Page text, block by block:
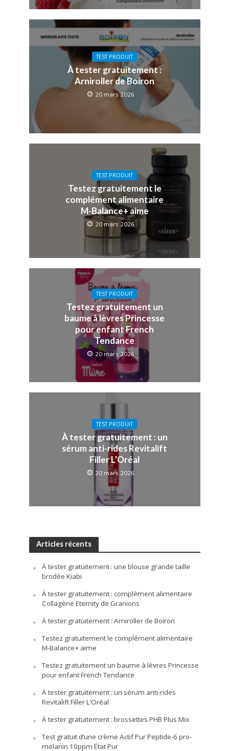
TEST PRODUIT
À tester gratuitement :
Arniroller de Boiron
20 mars 2026
TEST PRODUIT
Testez gratuitement le
complément alimentaire
M-Balance+ aime
20 mars 2026
TEST PRODUIT
Testez gratuitement un
baume à lèvres Princesse
pour enfant French
Tendance
20 mars 2026
TEST PRODUIT
À tester gratuitement : un
sérum anti-rides Revitalift
Filler L’Oréal
20 mars 2026
Articles récents
À tester gratuitement : une blouse grande taille
brodée Kiabi
À tester gratuitement : complément alimentaire
Collagène Eternity de Granions
À tester gratuitement : Arniroller de Boiron
Testez gratuitement le complément alimentaire
M-Balance+ aime
Testez gratuitement un baume à lèvres Princesse
pour enfant French Tendance
À tester gratuitement : un sérum anti-rides
Revitalift Filler L’Oréal
À tester gratuitement : brossettes PHB Plus Mix
Test gratuit d’une crème Actif Pur Peptide-6 pro-
melanin 10ppm État Pur